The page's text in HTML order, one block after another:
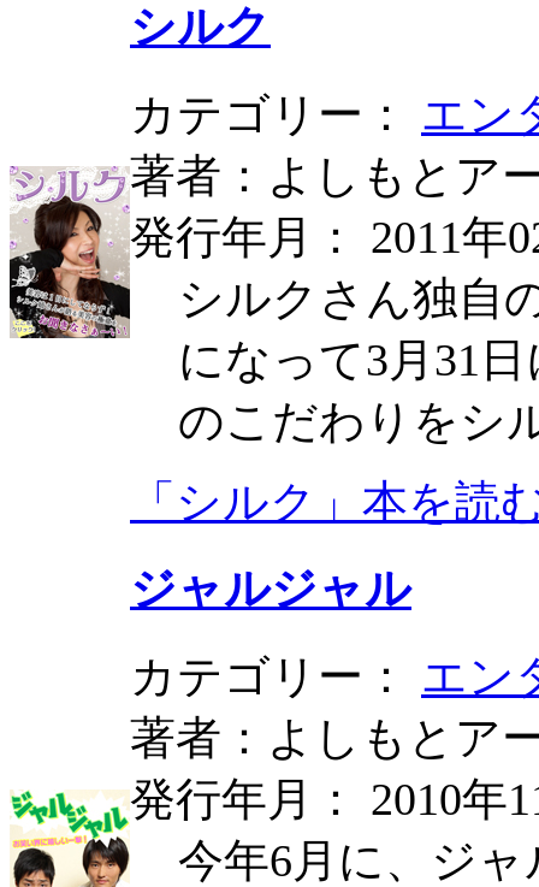
シルク
カテゴリー： エン
著者：よしもとア
発行年月： 2011年
シルクさん独自
になって3月31
のこだわりをシ
「シルク」本を読
ジャルジャル
カテゴリー： エン
著者：よしもとア
発行年月： 2010年
今年6月に、ジ